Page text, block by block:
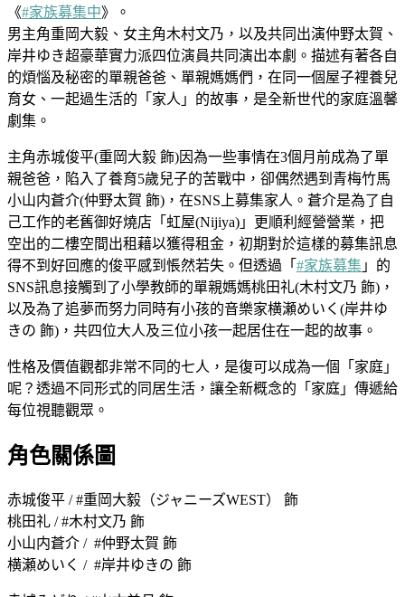
《#家族募集中》。
男主角重岡大毅、女主角木村文乃，以及共同出演仲野太賀、
岸井ゆき超豪華實力派四位演員共同演出本劇。描述有著各自
的煩惱及秘密的單親爸爸、單親媽媽們，在同一個屋子裡養兒
育女、一起過生活的「家人」的故事，是全新世代的家庭溫馨
劇集。
主角赤城俊平(重岡大毅 飾)因為一些事情在3個月前成為了單
親爸爸，陷入了養育5歲兒子的苦戰中，卻偶然遇到青梅竹馬
小山内蒼介(仲野太賀 飾)，在SNS上募集家人。蒼介是為了自
己工作的老舊御好燒店「虹屋(Nijiya)」更順利經營營業，把
空出的二樓空間出租藉以獲得租金，初期對於這樣的募集訊息
得不到好回應的俊平感到悵然若失。但透過「 #家族募集 」的
SNS訊息接觸到了小學教師的單親媽媽桃田礼(木村文乃 飾)，
以及為了追夢而努力同時有小孩的音樂家横瀬めいく(岸井ゆ
きの 飾)，共四位大人及三位小孩一起居住在一起的故事。
性格及價值觀都非常不同的七人，是復可以成為一個「家庭」
呢？透過不同形式的同居生活，讓全新概念的「家庭」傳遞給
每位視聽觀眾。
角色關係圖
赤城俊平 / #重岡大毅（ジャニーズWEST） 飾
桃田礼 / #木村文乃 飾
小山内蒼介 / #仲野太賀 飾
横瀬めいく / #岸井ゆきの 飾